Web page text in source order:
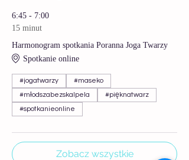
6:45 - 7:00
15 minut
Harmonogram spotkania Poranna Joga Twarzy
Spotkanie online
#jogatwarzy
#maseko
#młodszabezskalpela
#pięknatwarz
#spotkanieonline
Zobacz wszystkie